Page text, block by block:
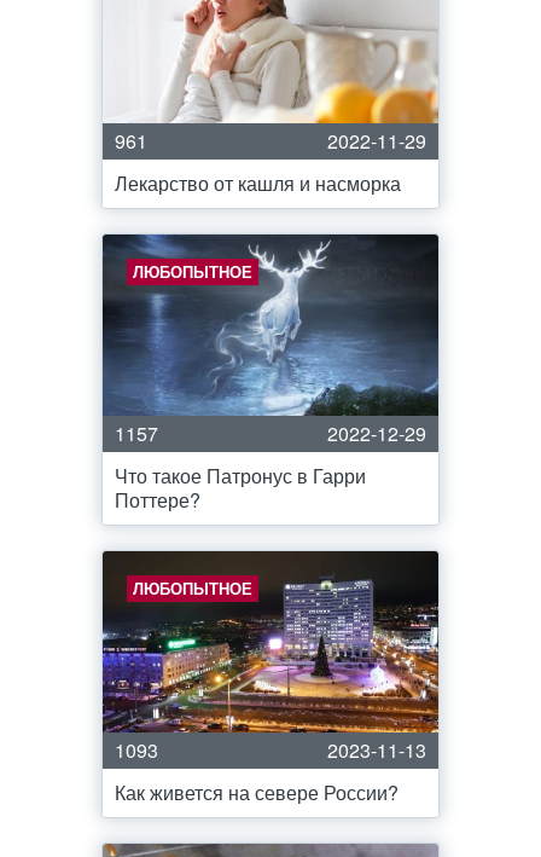
961
2022-11-29
Лекарство от кашля и насморка
ЛЮБОПЫТНОЕ
1157
2022-12-29
Что такое Патронус в Гарри
Поттере?
ЛЮБОПЫТНОЕ
1093
2023-11-13
Как живется на севере России?